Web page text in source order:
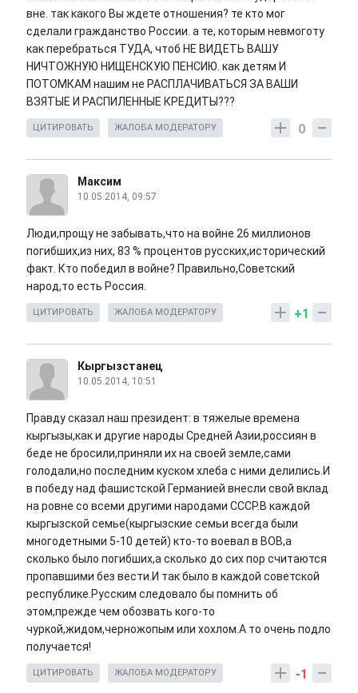
вне. так какого Вы ждете отношения? те кто мог
сделали гражданство России. а те, которым невмоготу
как перебраться ТУДА, чтоб НЕ ВИДЕТЬ ВАШУ
НИЧТОЖНУЮ НИЩЕНСКУЮ ПЕНСИЮ. как детям И
ПОТОМКАМ нашим не РАСПЛАЧИВАТЬСЯ ЗА ВАШИ
ВЗЯТЫЕ И РАСПИЛЕННЫЕ КРЕДИТЫ???
0
ЦИТИРОВАТЬ ЖАЛОБА МОДЕРАТОРУ
Максим
10.05.2014, 09:57
Люди,прощу не забывать,что на войне 26 миллионов
погибших,из них, 83 % процентов русских,исторический
факт. Кто победил в войне? Правильно,Советский
народ,то есть Россия.
+1
ЦИТИРОВАТЬ ЖАЛОБА МОДЕРАТОРУ
Кыргызстанец
10.05.2014, 10:51
Правду сказал наш президент: в тяжелые времена
кыргызы,как и другие народы Средней Азии,россиян в
беде не бросили,приняли их на своей земле,сами
голодали,но последним куском хлеба с ними делились.И
в победу над фашистской Германией внесли свой вклад
на ровне со всеми другими народами СССР.В каждой
кыргызской семье(кыргызские семьи всегда были
многодетными 5-10 детей) кто-то воевал в ВОВ,а
сколько было погибших,а сколько до сих пор считаются
пропавшими без вести.И так было в каждой советской
республике.Русским следовало бы помнить об
этом,прежде чем обозвать кого-то
чуркой,жидом,черножопым или хохлом.А то очень подло
получается!
-1
ЦИТИРОВАТЬ ЖАЛОБА МОДЕРАТОРУ